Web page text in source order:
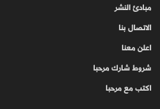
مبادئ النشر
الاتصال بنا
اعلن معنا
شروط شارك مرحبا
اكتب مع مرحبا